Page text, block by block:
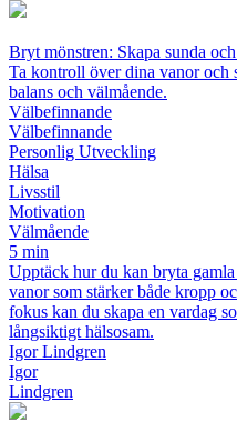
Bryt mönstren: Skapa sunda
Ta kontroll över dina vanor och
balans och välmående.
Välbefinnande
Välbefinnande
Personlig Utveckling
Hälsa
Livsstil
Motivation
Välmående
5 min
Upptäck hur du kan bryta
vanor som stärker både kropp
fokus kan du skapa en vardag
långsiktigt hälsosam.
Igor Lindgren
Igor
Lindgren